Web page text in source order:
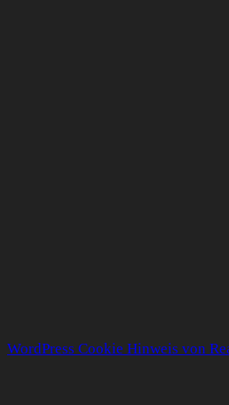
WordPress Cookie Hinweis von